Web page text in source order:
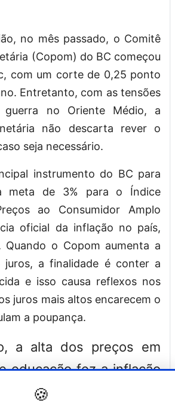
no mês passado, o Comitê
(Copom) do BC começou
com um corte de 0,25 ponto
Entretanto, com as tensões
guerra no Oriente Médio, a
não descarta rever o
seja necessário.
instrumento do BC para
meta de 3% para o Índice
ao Consumidor Amplo
oficial da inflação no país,
Quando o Copom aumenta a
juros, a finalidade é conter a
e isso causa reflexos nos
juros mais altos encarecem o
a poupança.
a alta dos preços em
educação fez a inflação
fechar em 0,7% –
🍪